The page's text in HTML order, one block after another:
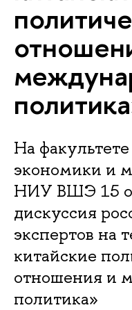
На
экономики и
НИУ ВШЭ 15
дискуссия
экспертов на
китайские
отношения и
политика»